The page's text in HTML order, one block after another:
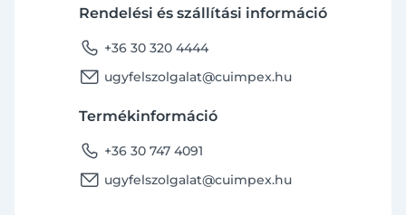
Rendelési és szállítási információ
phone +36 30 320 4444
email ugyfelszolgalat@cuimpex.hu
Termékinformáció
phone +36 30 747 4091
email ugyfelszolgalat@cuimpex.hu